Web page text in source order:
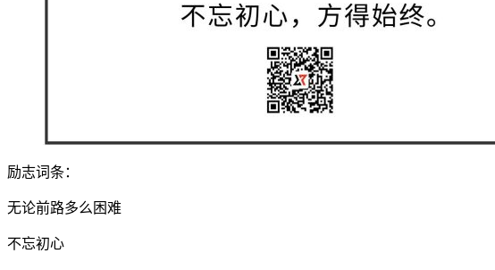
励志词条：
无论前路多么困难
不忘初心